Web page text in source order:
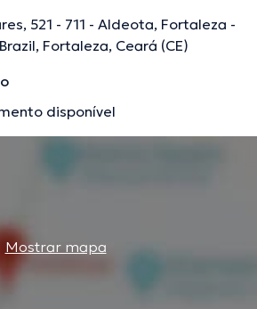
521 - 711 - Aldeota, Fortaleza -
Fortaleza, Ceará (CE)
disponível
Mostrar mapa